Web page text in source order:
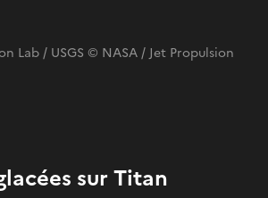
Lab / USGS © NASA / Jet Propulsion
sur Titan